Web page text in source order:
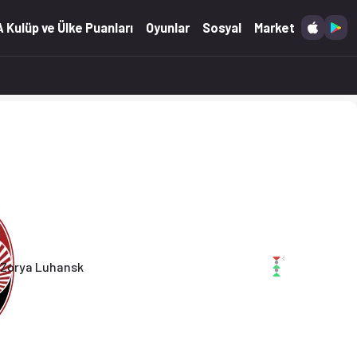
Kulüp ve Ülke Puanları Oyunlar Sosyal Market
Zorya Luhansk